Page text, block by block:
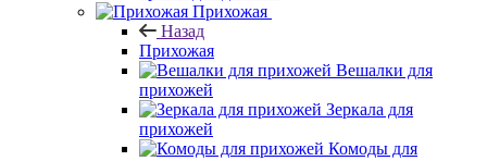
Прихожая
Назад
Прихожая
Вешалки для
прихожей
Зеркала для
прихожей
Комоды для